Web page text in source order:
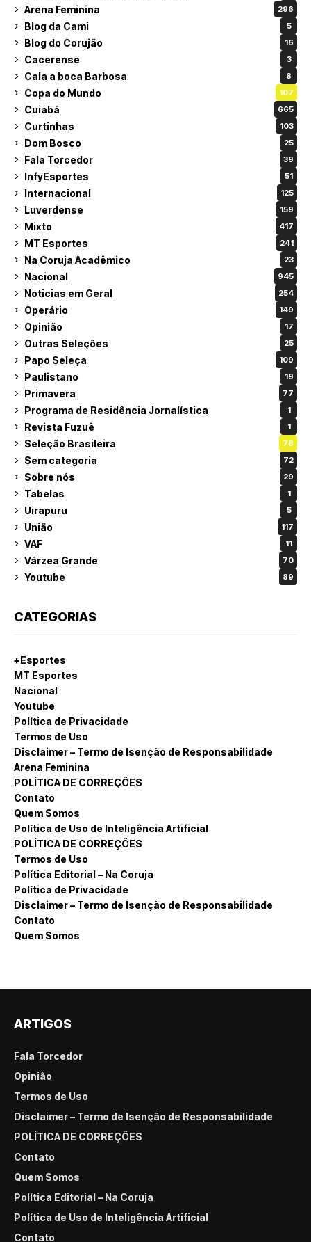
Arena Feminina 296
Blog da Cami 5
Blog do Corujão 16
Cacerense 3
Cala a boca Barbosa 8
Copa do Mundo 107
Cuiabá 665
Curtinhas 103
Dom Bosco 25
Fala Torcedor 39
InfyEsportes 51
Internacional 125
Luverdense 159
Mixto 417
MT Esportes 241
Na Coruja Acadêmico 23
Nacional 945
Noticias em Geral 254
Operário 149
Opinião 17
Outras Seleções 25
Papo Seleça 109
Paulistano 19
Primavera 77
Programa de Residência Jornalística 1
Revista Fuzuê 1
Seleção Brasileira 78
Sem categoria 72
Sobre nós 29
Tabelas 1
Uirapuru 5
União 117
VAF 11
Várzea Grande 70
Youtube 89
CATEGORIAS
+Esportes
MT Esportes
Nacional
Youtube
Política de Privacidade
Termos de Uso
Disclaimer – Termo de Isenção de Responsabilidade
Arena Feminina
POLÍTICA DE CORREÇÕES
Contato
Quem Somos
Política de Uso de Inteligência Artificial
POLÍTICA DE CORREÇÕES
Termos de Uso
Política Editorial – Na Coruja
Política de Privacidade
Disclaimer – Termo de Isenção de Responsabilidade
Contato
Quem Somos
ARTIGOS
Fala Torcedor
Opinião
Termos de Uso
Disclaimer – Termo de Isenção de Responsabilidade
POLÍTICA DE CORREÇÕES
Contato
Quem Somos
Política Editorial – Na Coruja
Política de Uso de Inteligência Artificial
Contato